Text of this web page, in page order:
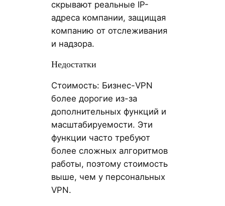
скрывают реальные IP-
адреса компании, защищая
компанию от отслеживания
и надзора.
Недостатки
Стоимость: Бизнес-VPN
более дорогие из-за
дополнительных функций и
масштабируемости. Эти
функции часто требуют
более сложных алгоритмов
работы, поэтому стоимость
выше, чем у персональных
VPN.